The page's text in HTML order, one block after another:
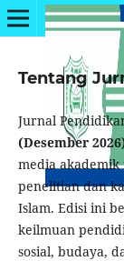
Tentang
Jurnal
(Desember
media
penelitian dan
Islam. Edisi ini
keilmuan
sosial, budaya,